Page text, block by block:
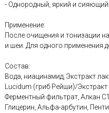
- Однородный, яркий и сияющий
Применение:
После очищения и тонизации
и шеи. Для одного применения
Состав:
Вода, ниацинамид, Экстракт
Lucidum (гриб Рейши)/
Ферментный фильтрат, Алкан
Глицерин, Альфа-арбутин,